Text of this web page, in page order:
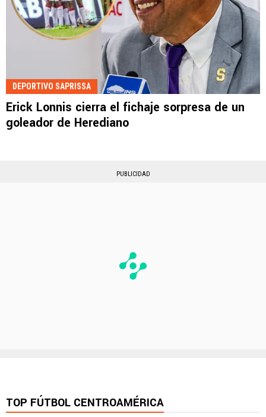
DEPORTIVO SAPRISSA
Erick Lonnis cierra el fichaje sorpresa de un
goleador de Herediano
PUBLICIDAD
TOP FÚTBOL CENTROAMÉRICA